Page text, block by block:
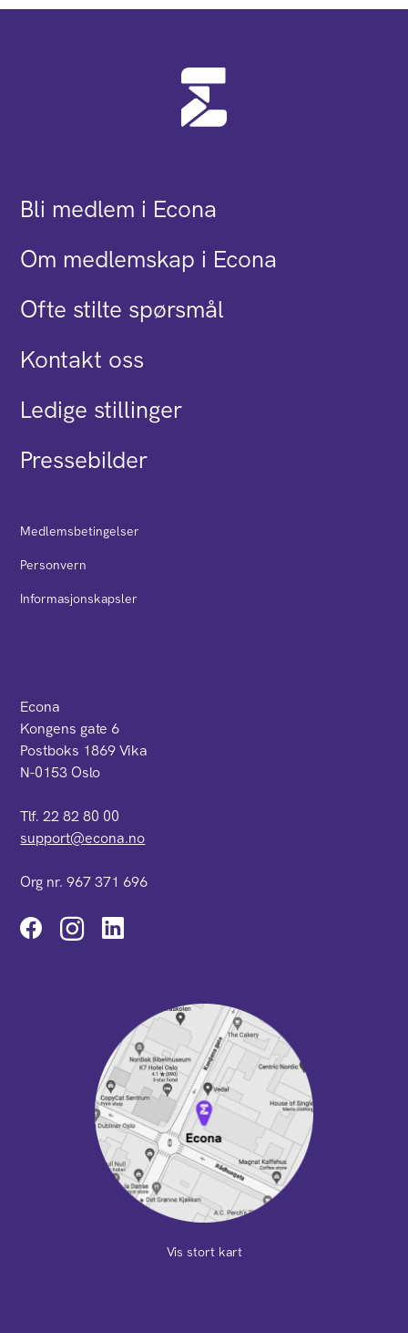
Bli medlem i Econa
Om medlemskap i Econa
Ofte stilte spørsmål
Kontakt oss
Ledige stillinger
Pressebilder
Medlemsbetingelser
Personvern
Informasjonskapsler
Econa
Kongens gate 6
Postboks 1869 Vika
N-0153 Oslo
Tlf. 22 82 80 00
support@econa.no
Org nr. 967 371 696
Instagram
Vis stort kart